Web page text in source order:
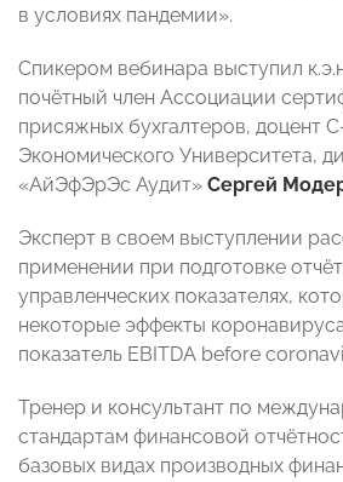
в условиях пандемии».
Спикером вебинара выступил
почётный член Ассоциации
присяжных бухгалтеров, доцент
Экономического Университета,
«АйЭфЭрЭс Аудит» Сергей
Эксперт в своем выступлении
применении при подготовке
управленческих показателях,
некоторые эффекты
показатель EBITDA before
Тренер и консультант по
стандартам финансовой
базовых видах производных